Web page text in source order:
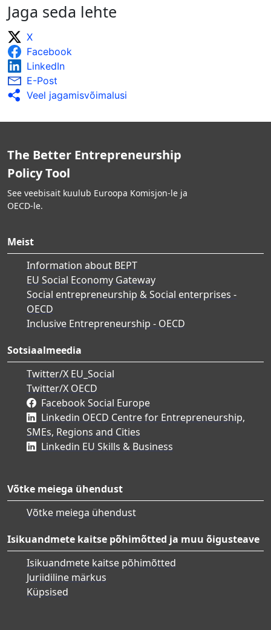
mille tulemusi tutvustatakse laialdaselt.
suurendamise kampaaniate täiustamiseks.
Jaga seda lehte
X
Facebook
LinkedIn
E-Post
Veel jagamisvõimalusi
The Better Entrepreneurship
Policy Tool
See veebisait kuulub Euroopa Komisjon-le ja
OECD-le.
Meist
Information about BEPT
EU Social Economy Gateway
Social entrepreneurship & Social enterprises -
OECD
Inclusive Entrepreneurship - OECD
Sotsiaalmeedia
Twitter/X EU_Social
Twitter/X OECD
Facebook Social Europe
Linkedin OECD Centre for Entrepreneurship,
SMEs, Regions and Cities
Linkedin EU Skills & Business
Võtke meiega ühendust
Võtke meiega ühendust
Isikuandmete kaitse põhimõtted ja muu õigusteave
Isikuandmete kaitse põhimõtted
Juriidiline märkus
Küpsised